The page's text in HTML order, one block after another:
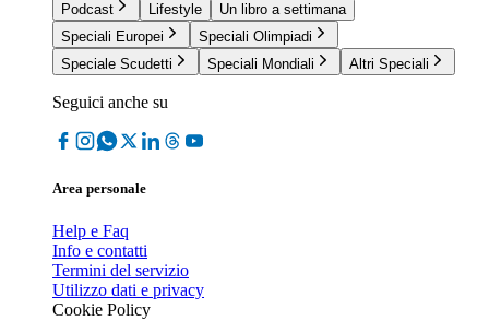
Podcast
Lifestyle
Un libro a settimana
Speciali Europei
Speciali Olimpiadi
Speciale Scudetti
Speciali Mondiali Altri Speciali
Seguici anche su
Area personale
Help e Faq
Info e contatti
Termini del servizio
Utilizzo dati e privacy
Cookie Policy